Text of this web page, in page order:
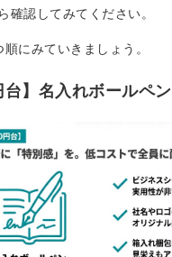
確認してみてください。
にみていきましょう。
】名入れボールペン